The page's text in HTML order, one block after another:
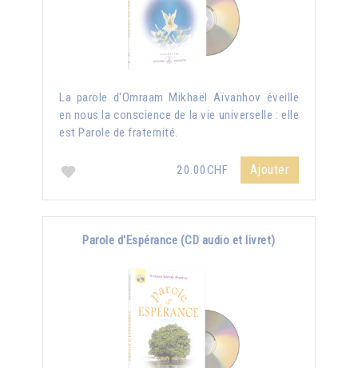
La parole d'Omraam Mikhaël Aïvanhov éveille
en nous la conscience de la vie universelle : elle
est Parole de fraternité.
20.00CHF Ajouter
Parole d'Espérance (CD audio et livret)